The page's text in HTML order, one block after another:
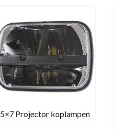
5×7 Projector koplampen